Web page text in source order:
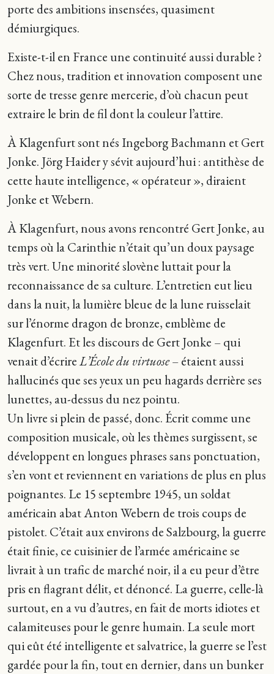
porte des ambitions insensées, quasiment
démiurgiques.
Existe-t-il en France une continuité aussi durable ?
Chez nous, tradition et innovation composent une
sorte de tresse genre mercerie, d’où chacun peut
extraire le brin de fil dont la couleur l’attire.
À Klagenfurt sont nés Ingeborg Bachmann et Gert
Jonke. Jörg Haider y sévit aujourd’hui : antithèse de
cette haute intelligence, « opérateur », diraient
Jonke et Webern.
À Klagenfurt, nous avons rencontré Gert Jonke, au
temps où la Carinthie n’était qu’un doux paysage
très vert. Une minorité slovène luttait pour la
reconnaissance de sa culture. L’entretien eut lieu
dans la nuit, la lumière bleue de la lune ruisselait
sur l’énorme dragon de bronze, emblème de
Klagenfurt. Et les discours de Gert Jonke – qui
venait d’écrireL’École du virtuose– étaient aussi
hallucinés que ses yeux un peu hagards derrière ses
lunettes, au-dessus du nez pointu.
Un livre si plein de passé, donc. Écrit comme une
composition musicale, où les thèmes surgissent, se
développent en longues phrases sans ponctuation,
s’en vont et reviennent en variations de plus en plus
poignantes. Le 15 septembre 1945, un soldat
américain abat Anton Webern de trois coups de
pistolet. C’était aux environs de Salzbourg, la guerre
était finie, ce cuisinier de l’armée américaine se
livrait à un trafic de marché noir, il a eu peur d’être
pris en flagrant délit, et dénoncé. La guerre, celle-là
surtout, en a vu d’autres, en fait de morts idiotes et
calamiteuses pour le genre humain. La seule mort
qui eût été intelligente et salvatrice, la guerre se l’est
gardée pour la fin, tout en dernier, dans un bunker